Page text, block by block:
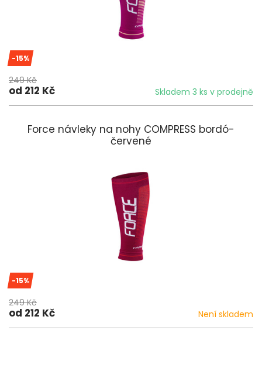
-15%
249 Kč
od 212 Kč Skladem 3 ks v prodejně
Force návleky na nohy COMPRESS bordó-
červené
-15%
249 Kč
od 212 Kč Není skladem